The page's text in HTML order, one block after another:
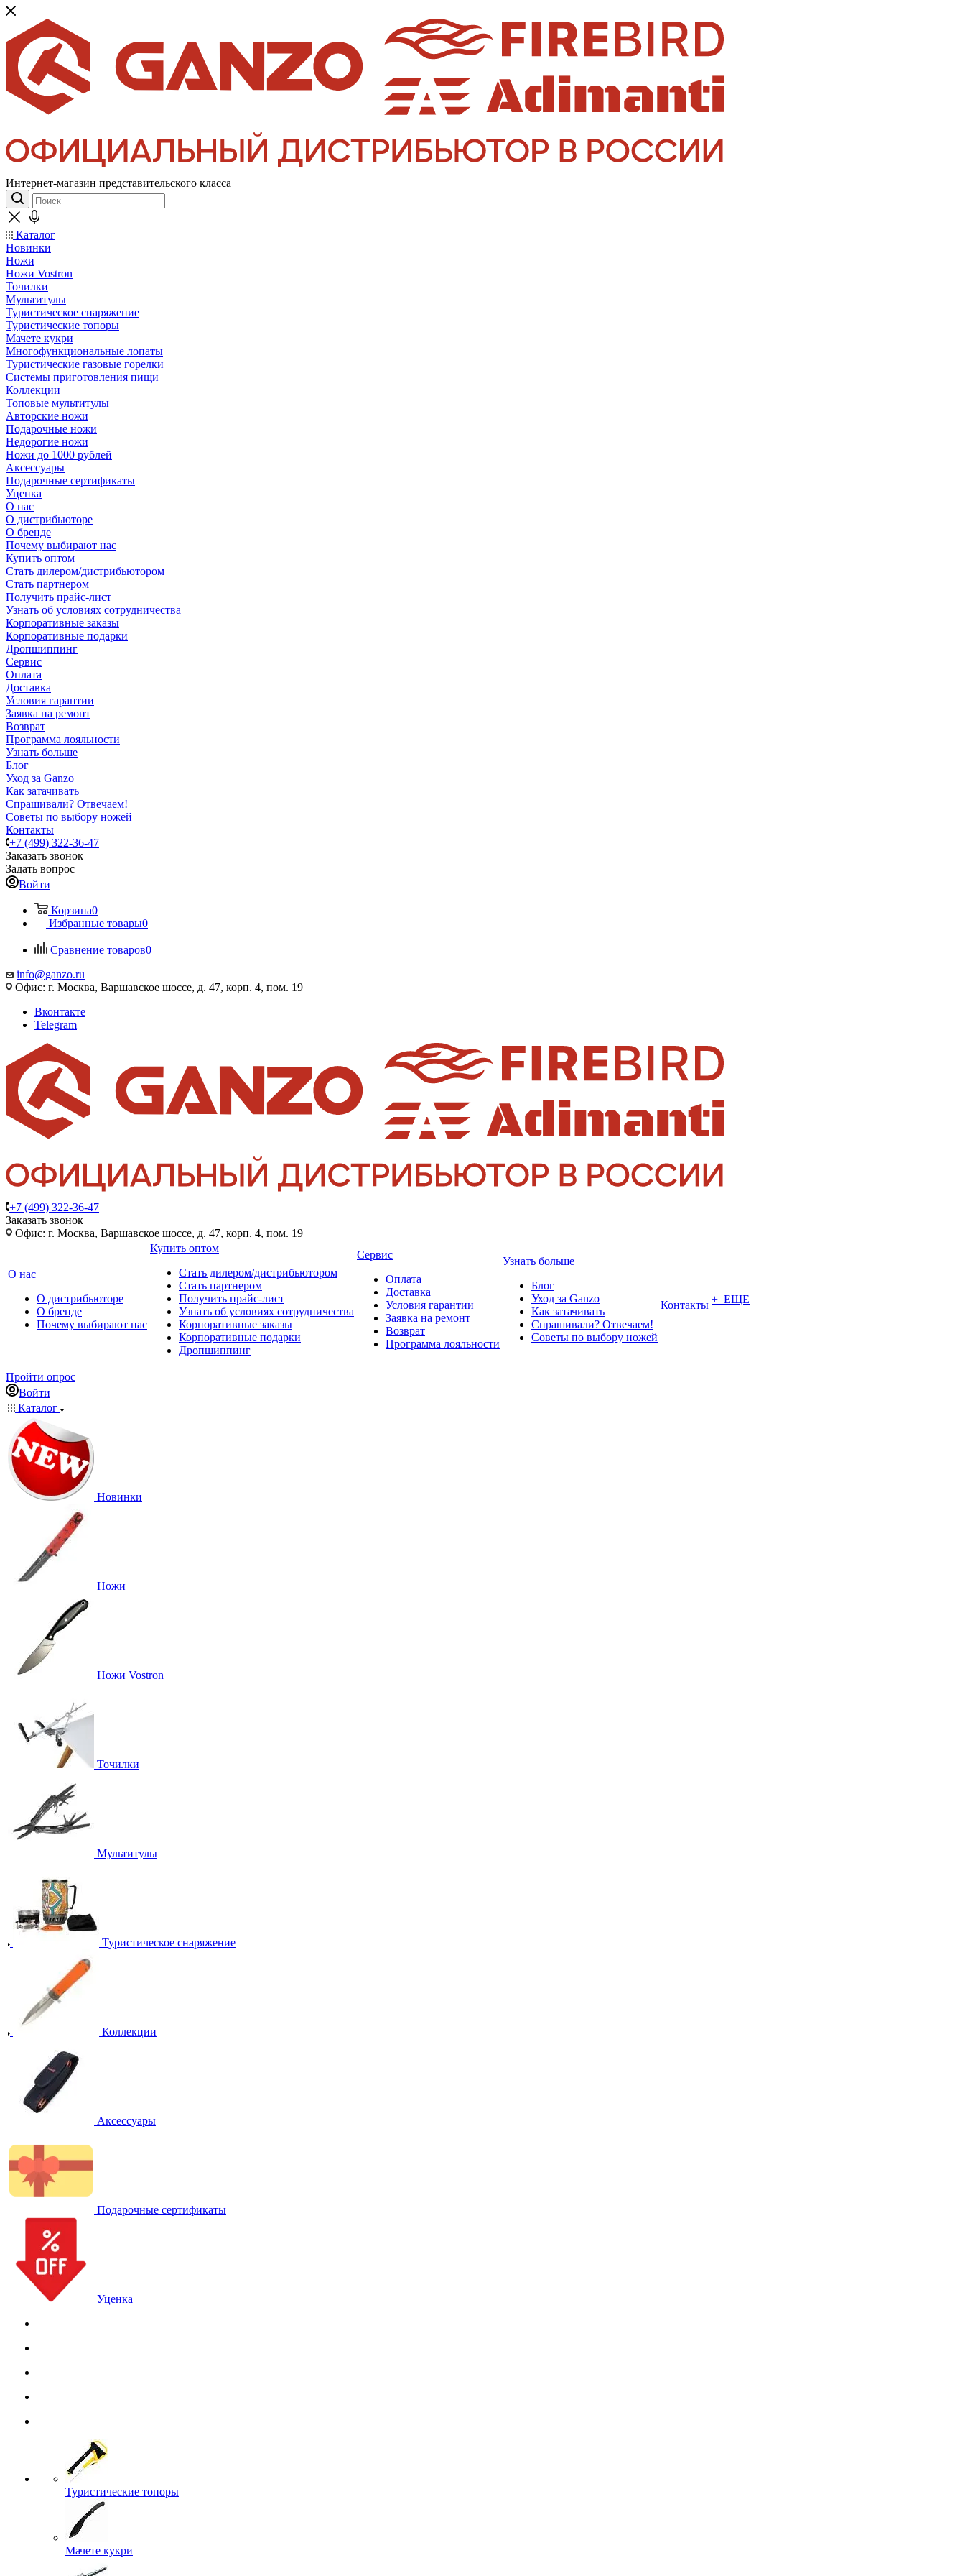
Интернет-магазин представительского класса
Каталог
Новинки
Ножи
Ножи Vostron
Точилки
Мультитулы
Туристическое снаряжение
Туристические топоры
Мачете кукри
Многофункциональные лопаты
Туристические газовые горелки
Системы приготовления пищи
Коллекции
Топовые мультитулы
Авторские ножи
Подарочные ножи
Недорогие ножи
Ножи до 1000 рублей
Аксессуары
Подарочные сертификаты
Уценка
О нас
О дистрибьюторе
О бренде
Почему выбирают нас
Купить оптом
Стать дилером/дистрибьютором
Стать партнером
Получить прайс-лист
Узнать об условиях сотрудничества
Корпоративные заказы
Корпоративные подарки
Дропшиппинг
Сервис
Оплата
Доставка
Условия гарантии
Заявка на ремонт
Возврат
Программа лояльности
Узнать больше
Блог
Уход за Ganzo
Как затачивать
Спрашивали? Отвечаем!
Советы по выбору ножей
Контакты
+7 (499) 322-36-47
Заказать звонок
Задать вопрос
Войти
Корзина0
Избранные товары0
Сравнение товаров0
info@ganzo.ru
Офис: г. Москва, Варшавское шоссе, д. 47, корп. 4, пом. 19
Вконтакте
Telegram
+7 (499) 322-36-47
Заказать звонок
Офис: г. Москва, Варшавское шоссе, д. 47, корп. 4, пом. 19
О нас
О дистрибьюторе
О бренде
Почему выбирают нас
Купить оптом
Стать дилером/дистрибьютором
Стать партнером
Получить прайс-лист
Узнать об условиях сотрудничества
Корпоративные заказы
Корпоративные подарки
Дропшиппинг
Сервис
Оплата
Доставка
Условия гарантии
Заявка на ремонт
Возврат
Программа лояльности
Узнать больше
Блог
Уход за Ganzo
Как затачивать
Спрашивали? Отвечаем!
Советы по выбору ножей
Контакты + ЕЩЕ
Пройти опрос
Войти
Каталог
Новинки
Ножи
Ножи Vostron
Точилки
Мультитулы
Туристическое снаряжение
Коллекции
Аксессуары
Подарочные сертификаты
Уценка
Туристические топоры
Мачете кукри